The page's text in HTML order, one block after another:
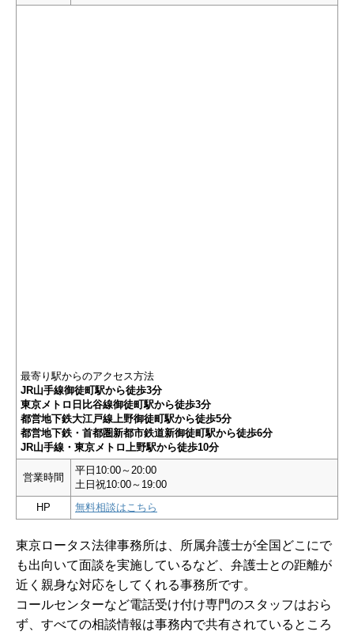
最寄り駅からのアクセス方法
JR山手線御徒町駅から徒歩3分
東京メトロ日比谷線御徒町駅から徒歩3分
都営地下鉄大江戸線上野御徒町駅から徒歩5分
都営地下鉄・首都圏新都市鉄道新御徒町駅から徒歩6分
JR山手線・東京メトロ上野駅から徒歩10分
営業時間
平日10:00～20:00
土日祝10:00～19:00
HP
無料相談はこちら
東京ロータス法律事務所は、所属弁護士が全国どこにで
も出向いて面談を実施しているなど、弁護士との距離が
近く親身な対応をしてくれる事務所です。
コールセンターなど電話受け付け専門のスタッフはおら
ず、すべての相談情報は事務内で共有されているところ